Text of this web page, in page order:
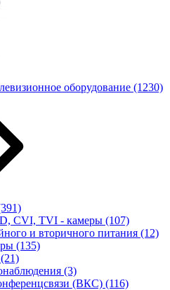
оборудование (1230)
CVI, TVI - камеры (107)
и вторичного питания (12)
(135)
(21)
(3)
(ВКС) (116)